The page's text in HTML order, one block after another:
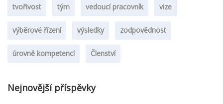
tvořivost tým vedoucí pracovník vize
výběrové řízení výsledky zodpovědnost
úrovně kompetencí Členství
Nejnovější příspěvky